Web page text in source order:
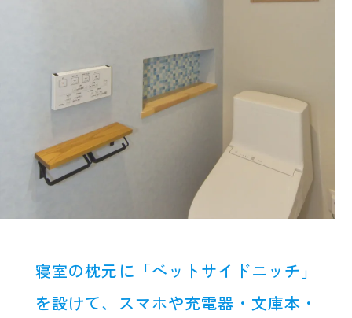
寝室の枕元に「ベットサイドニッチ」
を設けて、スマホや充電器・文庫本・